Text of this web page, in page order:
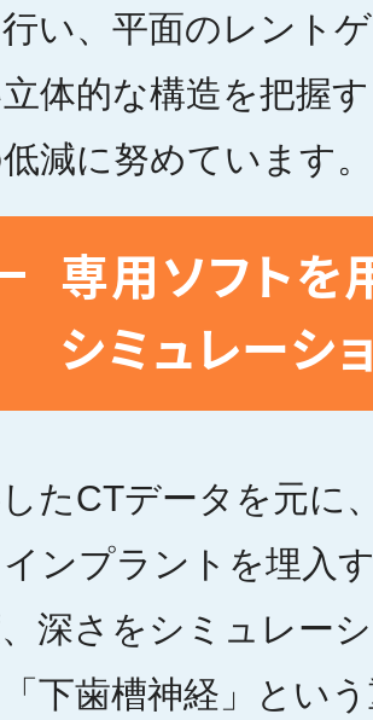
い、平面のレント
体的な構造を把握
減に努めています。
専用ソフトを
シミュレーシ
たCTデータを元に
ンプラントを埋入
深さをシミュレー
下歯槽神経」とい